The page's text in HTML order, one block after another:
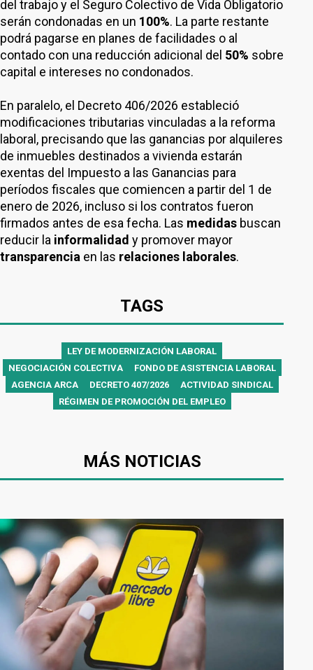
del trabajo y el Seguro Colectivo de Vida Obligatorio
serán condonadas en un 100%. La parte restante
podrá pagarse en planes de facilidades o al
contado con una reducción adicional del 50% sobre
capital e intereses no condonados.
En paralelo, el Decreto 406/2026 estableció
modificaciones tributarias vinculadas a la reforma
laboral, precisando que las ganancias por alquileres
de inmuebles destinados a vivienda estarán
exentas del Impuesto a las Ganancias para
períodos fiscales que comiencen a partir del 1 de
enero de 2026, incluso si los contratos fueron
firmados antes de esa fecha. Las medidas buscan
reducir la informalidad y promover mayor
transparencia en las relaciones laborales.
TAGS
LEY DE MODERNIZACIÓN LABORAL
NEGOCIACIÓN COLECTIVA
FONDO DE ASISTENCIA LABORAL
AGENCIA ARCA
DECRETO 407/2026
ACTIVIDAD SINDICAL
RÉGIMEN DE PROMOCIÓN DEL EMPLEO
MÁS NOTICIAS